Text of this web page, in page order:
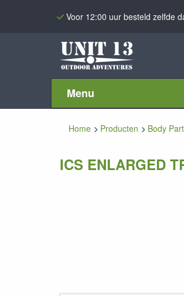
Voor 12:00 uur besteld zelfde
Menu
Home Producten Body
ICS ENLARGED